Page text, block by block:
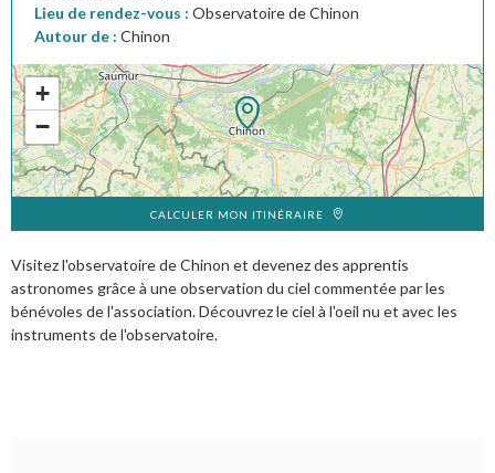
Visitez l'observatoire de Chinon et devenez des apprentis
astronomes grâce à une observation du ciel commentée par les
bénévoles de l'association. Découvrez le ciel à l'oeil nu et avec les
instruments de l'observatoire.
Lieu de rendez-vous : Observatoire de Chinon
Autour de : Chinon
+
−
CALCULER MON ITINÉRAIRE